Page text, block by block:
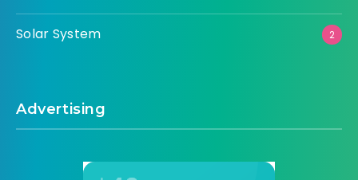
Solar System 2
Advertising